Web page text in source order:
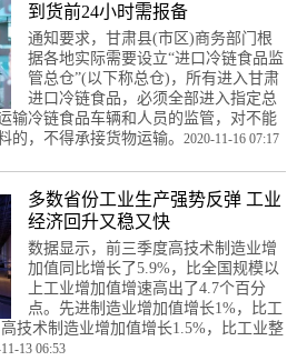
到货前24小时需报备
通知要求，甘肃县(市区)商务部门根
据各地实际需要设立“进口冷链食品监
管总仓”(以下称总仓)，所有进入甘肃
进口冷链食品，必须全部进入指定总
输冷链食品车辆和人员的监管，对不能
的，不得承接货物运输。 2020-11-16 07:17
多数省份工业生产强势反弹 工业
经济回升又稳又快
数据显示，前三季度高技术制造业增
加值同比增长了5.9%，比全国规模以
上工业增加值增速高出了4.7个百分
点。先进制造业增加值增长1%，比工
技术制造业增加值增长1.5%，比工业整
13 06:53